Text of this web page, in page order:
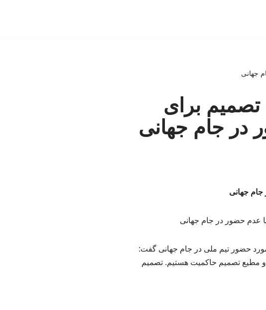
جهانی
تصمیم برای
در جام جهانی
جام جهانی
حضور تیم ملی در جام جهانی گفت:
و مطیع تصمیم حاکمیت هستیم. تصمیم